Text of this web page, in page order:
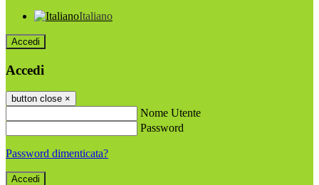
Italiano
Accedi
Accedi
button close ×
Nome Utente
Password
Password dimenticata?